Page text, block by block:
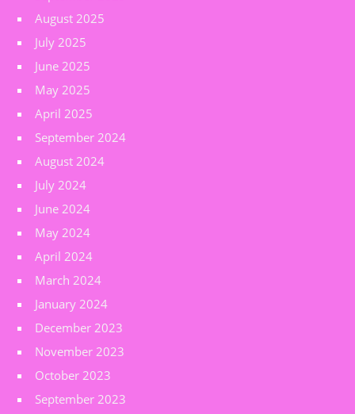
August 2025
July 2025
June 2025
May 2025
April 2025
September 2024
August 2024
July 2024
June 2024
May 2024
April 2024
March 2024
January 2024
December 2023
November 2023
October 2023
September 2023